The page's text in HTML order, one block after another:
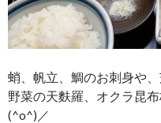
蛸、帆立、鯛のお刺身や
野菜の天麩羅、オクラ昆
(^o^)／